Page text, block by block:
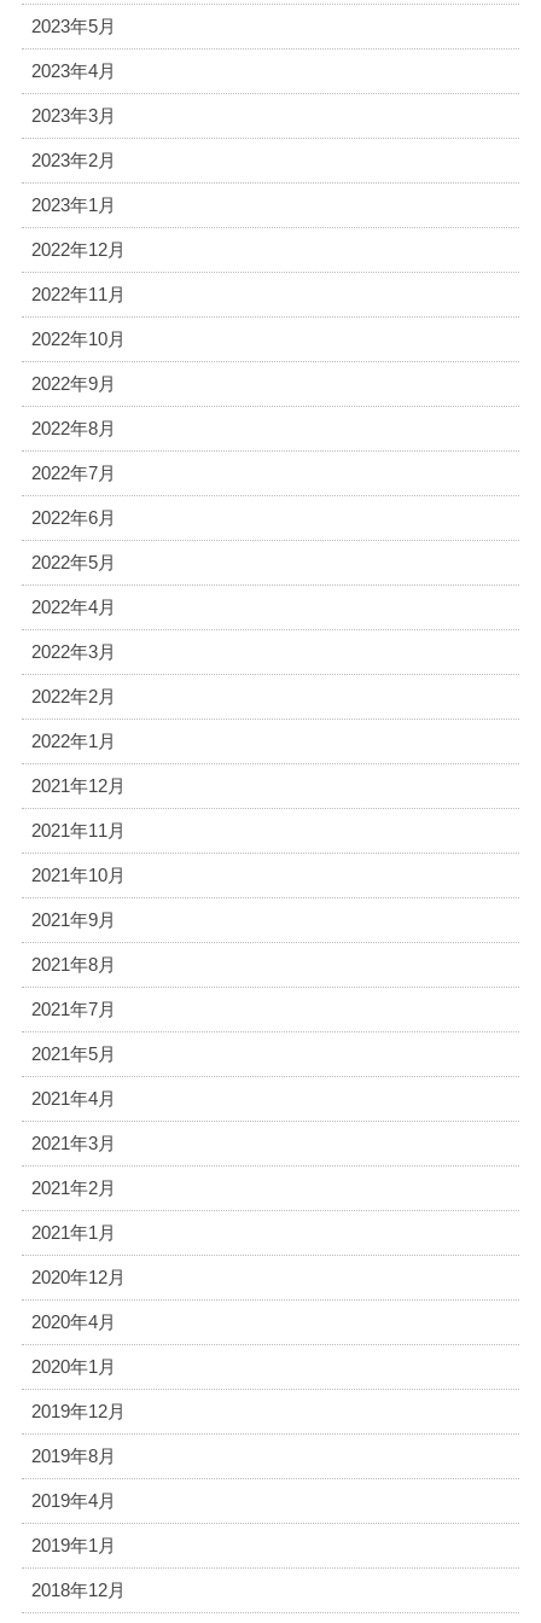
2023年5月
2023年4月
2023年3月
2023年2月
2023年1月
2022年12月
2022年11月
2022年10月
2022年9月
2022年8月
2022年7月
2022年6月
2022年5月
2022年4月
2022年3月
2022年2月
2022年1月
2021年12月
2021年11月
2021年10月
2021年9月
2021年8月
2021年7月
2021年5月
2021年4月
2021年3月
2021年2月
2021年1月
2020年12月
2020年4月
2020年1月
2019年12月
2019年8月
2019年4月
2019年1月
2018年12月